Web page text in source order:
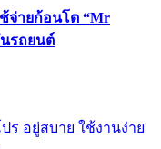
จ่ายก้อนโต “Mr
รถยนต์